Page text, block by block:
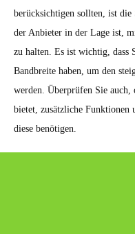
berücksichtigen sollten, ist die
der Anbieter in der Lage ist,
zu halten. Es ist wichtig, dass
Bandbreite haben, um den
werden. Überprüfen Sie
bietet, zusätzliche Funktionen
diese benötigen.